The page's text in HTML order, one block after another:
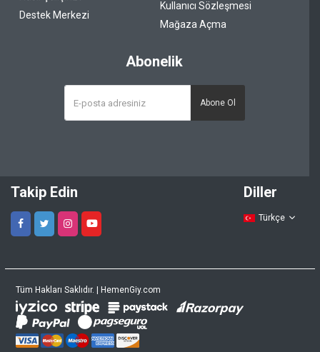
Destek Merkezi
Kullanıcı Sözleşmesi
Mağaza Açma
Abonelik
Abone Ol
Takip Edin Diller
Türkçe
Tüm Hakları Saklıdır. | HemenGiy.com